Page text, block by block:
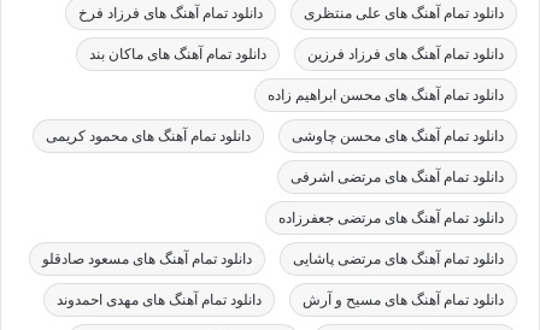
دانلود تمام آهنگ های علی منتظری دانلود تمام آهنگ های فرزاد فرخ
دانلود تمام آهنگ های فرزاد فرزین دانلود تمام آهنگ های ماکان بند
دانلود تمام آهنگ های محسن ابراهیم زاده
دانلود تمام آهنگ های محسن چاوشی دانلود تمام آهنگ های محمود کریمی
دانلود تمام آهنگ های مرتضی اشرفی
دانلود تمام آهنگ های مرتضی جعفرزاده
دانلود تمام آهنگ های مرتضی پاشایی دانلود تمام آهنگ های مسعود صادقلو
دانلود تمام آهنگ های مسیح و آرش دانلود تمام آهنگ های مهدی احمدوند